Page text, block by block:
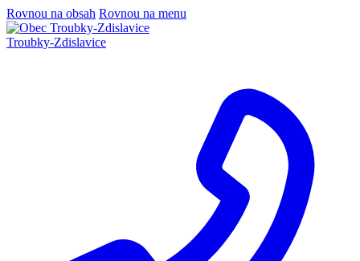
Rovnou na obsah Rovnou na menu
Troubky-Zdislavice